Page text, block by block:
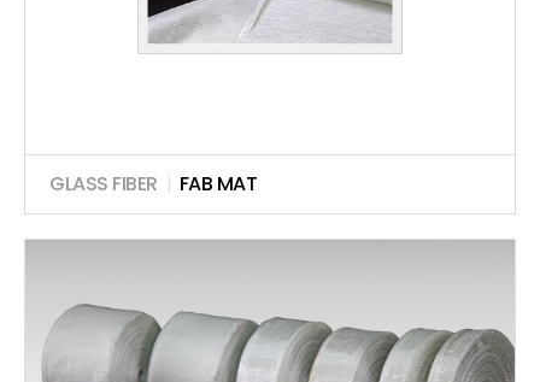
GLASS FIBER | FAB MAT